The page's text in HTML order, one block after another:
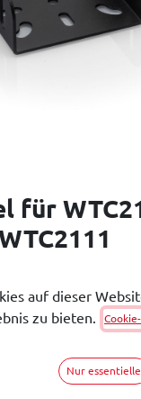
für
auf dieser
zu bieten.
Nur essentielle